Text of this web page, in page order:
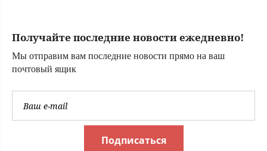
Получайте последние новости ежедневно!
Мы отправим вам последние новости прямо на ваш
почтовый ящик
Подписаться